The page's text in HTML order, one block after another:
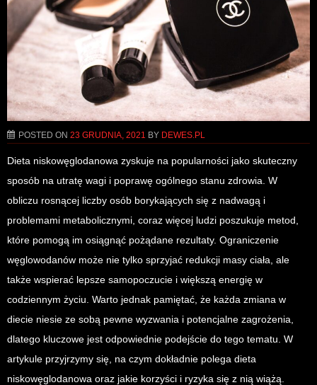
POSTED ON 23 GRUDNIA, 2021 BY DEWES.PL
Dieta niskowęglodanowa zyskuje na popularności jako skuteczny
sposób na utratę wagi i poprawę ogólnego stanu zdrowia. W
obliczu rosnącej liczby osób borykających się z nadwagą i
problemami metabolicznymi, coraz więcej ludzi poszukuje metod,
które pomogą im osiągnąć pożądane rezultaty. Ograniczenie
węglowodanów może nie tylko sprzyjać redukcji masy ciała, ale
także wspierać lepsze samopoczucie i większą energię w
codziennym życiu. Warto jednak pamiętać, że każda zmiana w
diecie niesie ze sobą pewne wyzwania i potencjalne zagrożenia,
dlatego kluczowe jest odpowiednie podejście do tego tematu. W
artykule przyjrzymy się, na czym dokładnie polega dieta
niskowęglodanowa oraz jakie korzyści i ryzyka się z nią wiążą.